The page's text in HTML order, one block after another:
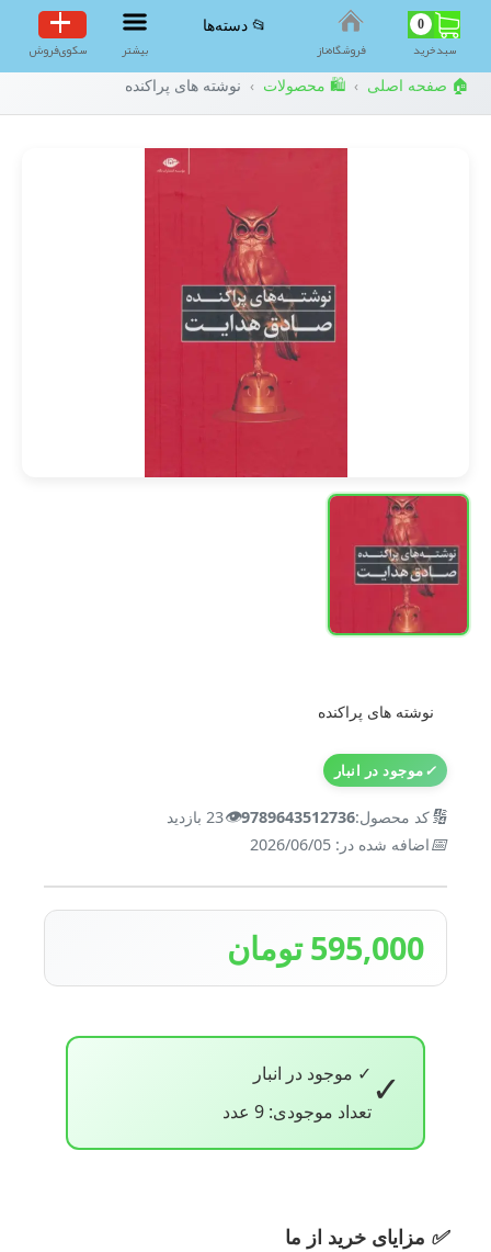
0
سبد‌خرید فروشگاه‌ناز
📂 دسته‌ها
بیشتر سکوی‌فروش
🏠 صفحه اصلی › 🛍️ محصولات › نوشته های پراکنده
نوشته های پراکنده
✓موجود در انبار
🔢کد محصول:9789643512736
👁️23 بازدید
📅اضافه شده در: 2026/06/05
595,000 تومان
✓ ✓ موجود در انبار
تعداد موجودی: 9 عدد
✅ مزایای خرید از ما